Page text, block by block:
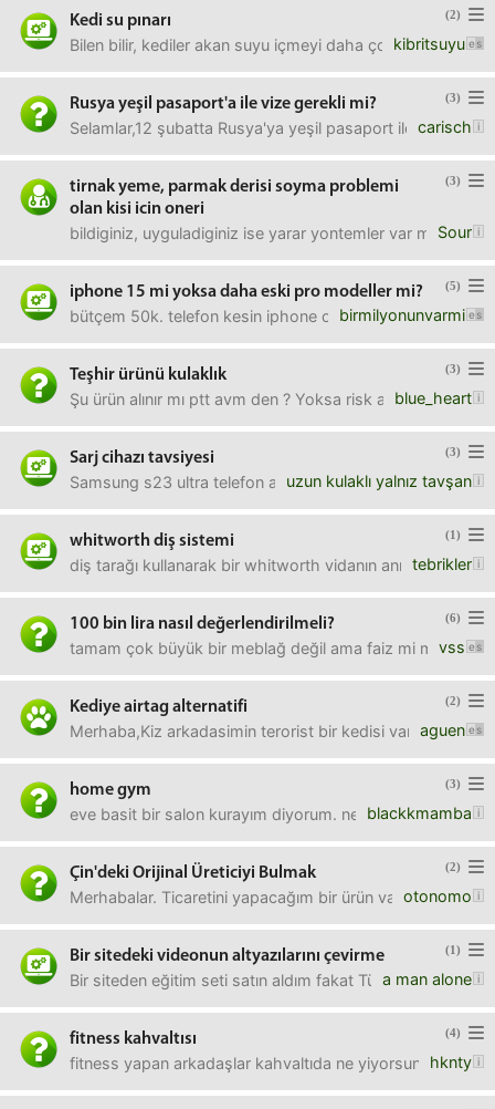
(2)
Kedi su pınarı
kibritsuyu
Bilen bilir, kediler akan suyu içmeyi daha çok sever.
(3)
Rusya yeşil pasaport'a ile vize gerekli mi?
carisch
Selamlar,12 şubatta Rusya'ya yeşil pasaport ile gidilecek
(3)
tirnak yeme, parmak derisi soyma problemi
olan kisi icin oneri
Sour
bildiginiz, uyguladiginiz ise yarar yontemler var mi?
(5)
iphone 15 mi yoksa daha eski pro modeller mi?
birmilyonunvarmi
bütçem 50k. telefon kesin iphone olacak. sade 15 mi
(3)
Teşhir ürünü kulaklık
blue_heart
Şu ürün alınır mı ptt avm den ? Yoksa risk almayıp
(3)
Sarj cihazı tavsiyesi
uzun kulaklı yalnız tavşan
Samsung s23 ultra telefon aldım. O kadar uzun
(1)
whitworth diş sistemi
tebrikler
diş tarağı kullanarak bir whitworth vidanın anma
(6)
100 bin lira nasıl değerlendirilmeli?
vss
tamam çok büyük bir meblağ değil ama faiz mi mantıklı
(2)
Kediye airtag alternatifi
aguen
Merhaba,Kiz arkadasimin terorist bir kedisi var kapilar
(3)
home gym
blackkmamba
eve basit bir salon kurayım diyorum. neler gerekir? şu an
(2)
Çin'deki Orijinal Üreticiyi Bulmak
otonomo
Merhabalar. Ticaretini yapacağım bir ürün var. Alibaba'da
(1)
Bir sitedeki videonun altyazılarını çevirme
a man alone
Bir siteden eğitim seti satın aldım fakat Türkçe altyazı
(4)
fitness kahvaltısı
hknty
fitness yapan arkadaşlar kahvaltıda ne yiyorsunuz?